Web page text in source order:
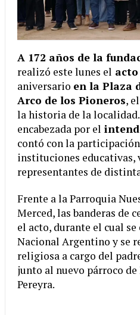
A 172 años de la
realizó este lunes el
aniversario en la Plaza
Arco de los Pioneros,
la historia de la
encabezada por el
contó con la
instituciones educativas,
representantes de
Frente a la Parroquia
Merced, las banderas de
el acto, durante el cual
Nacional Argentino y se
religiosa a cargo del
junto al nuevo párroco
Pereyra.